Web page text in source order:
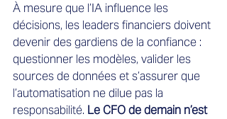
À mesure que l’IA influence les
décisions, les leaders financiers doivent
devenir des gardiens de la confiance :
questionner les modèles, valider les
sources de données et s’assurer que
l’automatisation ne dilue pas la
responsabilité. Le CFO de demain n’est